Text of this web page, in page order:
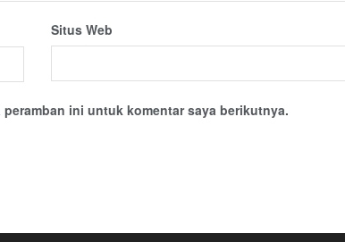
Situs Web
ini untuk komentar saya berikutnya.